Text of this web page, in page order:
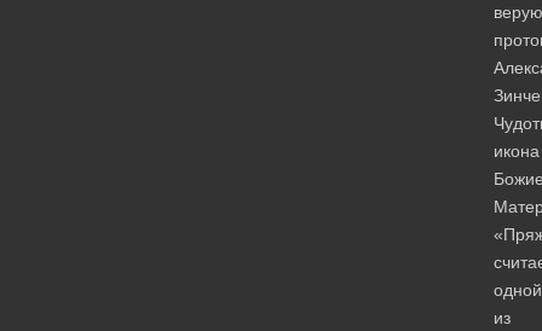
икона
одной
из